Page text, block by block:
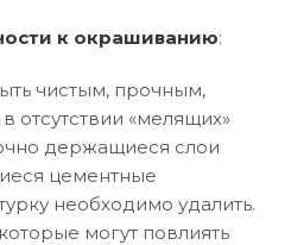
к окрашиванию:
чистым, прочным,
отсутствии «мелящих»
держащиеся слои
цементные
необходимо удалить.
могут повлиять